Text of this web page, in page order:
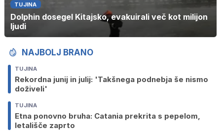
TUJINA
Dolphin dosegel Kitajsko, evakuirali več kot milijon
ljudi
NAJBOLJ BRANO
TUJINA
Rekordna junij in julij: 'Takšnega podnebja še nismo
doživeli'
TUJINA
Etna ponovno bruha: Catania prekrita s pepelom,
letališče zaprto